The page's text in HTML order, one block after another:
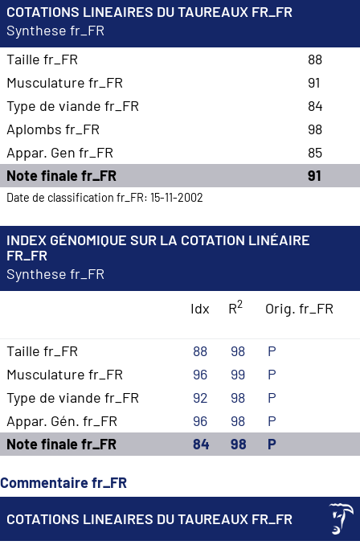
COTATIONS LINEAIRES DU TAUREAUX FR_FR
Synthese fr_FR
Taille fr_FR
88
Musculature fr_FR
91
Type de viande fr_FR
84
Aplombs fr_FR
98
Appar. Gen fr_FR
85
Note finale fr_FR
91
Date de classification fr_FR: 15-11-2002
INDEX GÉNOMIQUE SUR LA COTATION LINÉAIRE
FR_FR
Synthese fr_FR
Idx
R2 Orig. fr_FR
Taille fr_FR 88 98
P
Musculature fr_FR
96 99
P
Type de viande fr_FR
92 98
P
Appar. Gén. fr_FR
96 98
P
Note finale fr_FR
84 98 P
Commentaire fr_FR
COTATIONS LINEAIRES DU TAUREAUX FR_FR